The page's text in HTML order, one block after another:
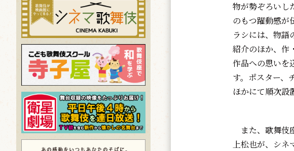
物が勢ぞろいし
のもつ躍動感が
ラシには、物語
紹介のほか、作
作品への思いを
す。ポスター、
ほかにて順次設
また、歌舞伎
上松也が、シ